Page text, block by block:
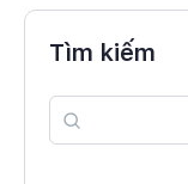
Tìm kiếm